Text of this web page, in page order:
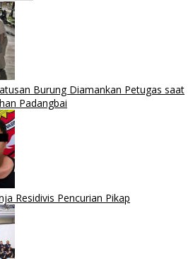
Burung Diamankan Petugas saat
Padangbai
Residivis Pencurian Pikap